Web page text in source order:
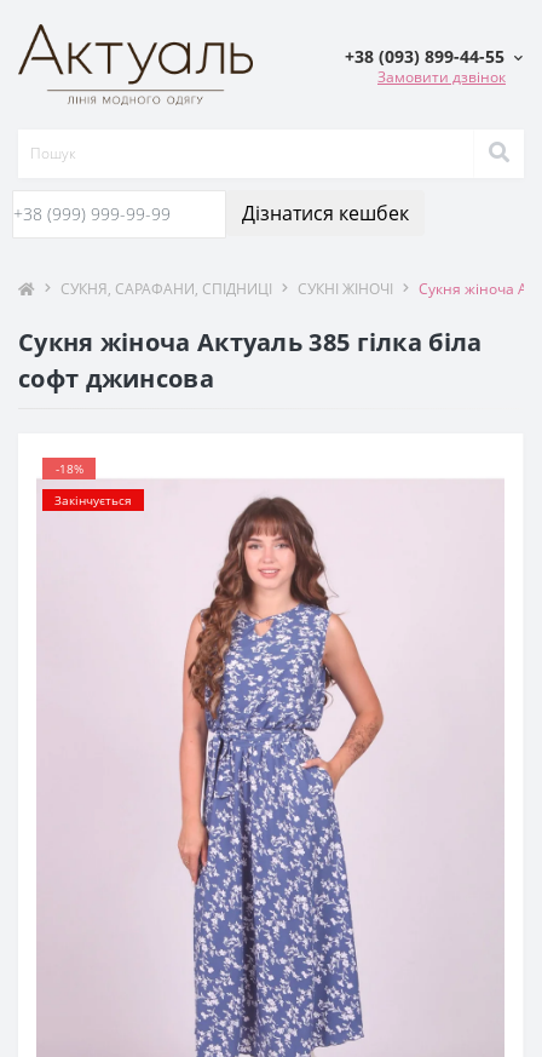
+38 (093) 899-44-55
Замовити дзвінок
Дізнатися кешбек
СУКНЯ, САРАФАНИ, СПIДНИЦI СУКНІ ЖІНОЧІ Сукня жіноча
Сукня жіноча Актуаль 385 гілка біла
софт джинсова
-18%
Закінчується